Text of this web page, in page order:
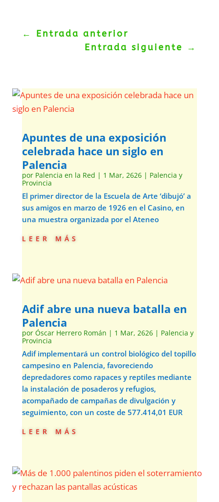
← Entrada anterior
Entrada siguiente
→
Apuntes de una exposición
celebrada hace un siglo en
Palencia
por Palencia en la Red | 1 Mar, 2626| Palencia y
Provincia
El primer director de la Escuela de Arte ‘dibujó’ a
sus amigos en marzo de 1926 en el Casino, en
una muestra organizada por el Ateneo
leer más
Adif abre una nueva batalla en
Palencia
por Óscar Herrero Román | 1 Mar, 2626| Palencia y
Provincia
Adif implementará un control biológico del topillo
campesino en Palencia, favoreciendo
depredadores como rapaces y reptiles mediante
la instalación de posaderos y refugios,
acompañado de campañas de divulgación y
seguimiento, con un coste de 577.414,01 EUR
leer más